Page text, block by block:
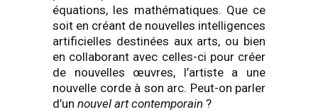
équations, les mathématiques. Que ce
soit en créant de nouvelles intelligences
artificielles destinées aux arts, ou bien
en collaborant avec celles-ci pour créer
de nouvelles œuvres, l’artiste a une
nouvelle corde à son arc. Peut-on parler
d’un nouvel art contemporain ?